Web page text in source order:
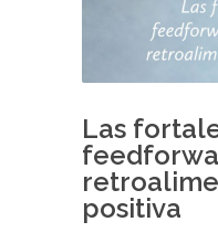
Las
positiva